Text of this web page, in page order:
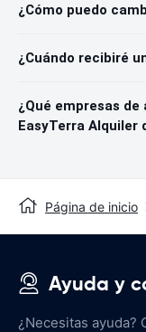
¿Cómo puedo
¿Cuándo recibiré
¿Qué empresas
EasyTerra Alquiler
Página de inicio
Ayuda y
¿Necesitas ayuda?